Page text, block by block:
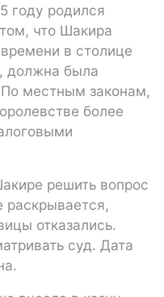
году родился
что Шакира
в столице
должна была
По местным законам,
более
решить вопрос
раскрывается,
отказались.
суд. Дата